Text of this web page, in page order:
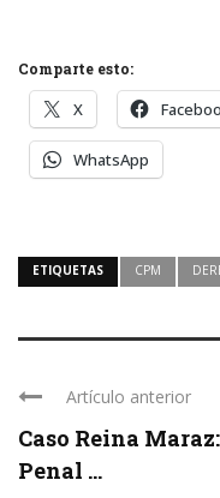
Comparte esto:
X
WhatsApp
ETIQUETAS CPM
Artículo anterior
Caso Reina
Penal ...